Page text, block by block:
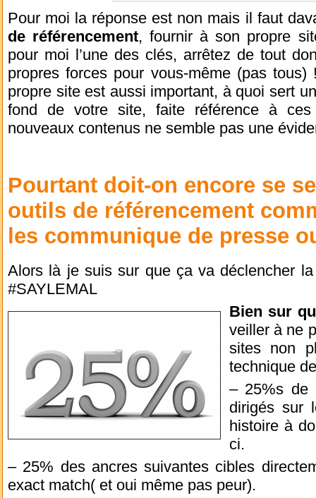
Pour moi la réponse est non mais il faut
de référencement, fournir à son propre
pour moi l’une des clés, arrêtez de tout
propres forces pour vous-même (pas
propre site est aussi important, à quoi sert
fond de votre site, faite référence à
nouveaux contenus ne semble pas une
Pourtant doit-on encore se
outils de référencement
les communique de presse
Alors là je suis sur que ça va déclencher
#SAYLEMAL
Bien sur
veiller à ne
sites non
technique
– 25%s de
dirigés sur
histoire à
ci.
– 25% des ancres suivantes cibles
exact match( et oui même pas peur).